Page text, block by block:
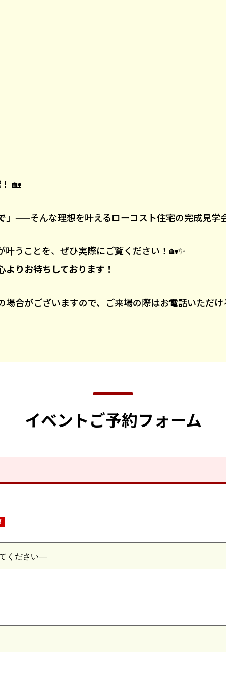
🏡
」——そんな理想を叶えるローコスト住宅の完成見学
うことを、ぜひ実際にご覧ください！🏡✨
りお待ちしております！
合がございますので、ご来場の際はお電話いただけ
イベントご予約フォーム